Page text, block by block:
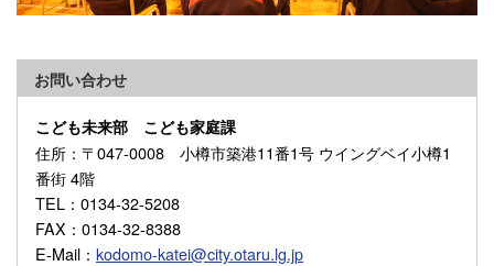
お問い合わせ
こども未来部 こども家庭課
住所 ：〒047-0008 小樽市築港11番1号 ウイングベイ小樽1
番街 4階
TEL ：0134-32-5208
FAX ：0134-32-8388
E-Mail ： kodomo-katei@city.otaru.lg.jp